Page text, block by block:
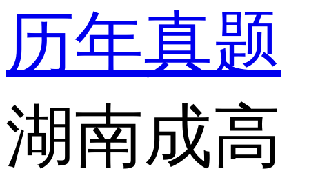
历年真题
湖南成高